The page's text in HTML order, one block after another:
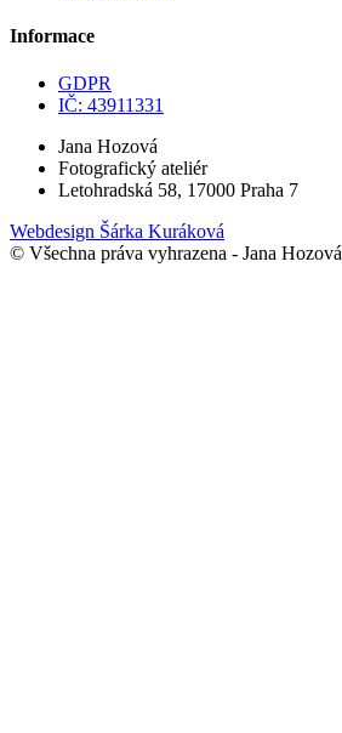
Informace
GDPR
IČ: 43911331
Jana Hozová
Fotografický ateliér
Letohradská 58, 17000 Praha 7
Webdesign Šárka Kuráková
© Všechna práva vyhrazena - Jana Hozová